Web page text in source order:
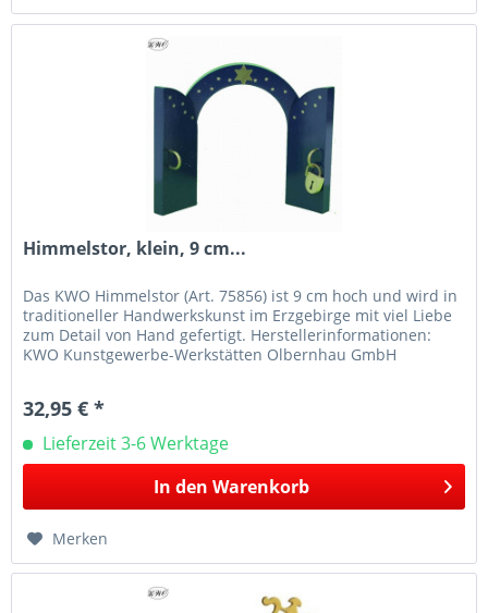
Himmelstor, klein, 9 cm...
Das KWO Himmelstor (Art. 75856) ist 9 cm hoch und wird in
traditioneller Handwerkskunst im Erzgebirge mit viel Liebe
zum Detail von Hand gefertigt. Herstellerinformationen:
KWO Kunstgewerbe-Werkstätten Olbernhau GmbH
32,95 € *
Lieferzeit 3-6 Werktage
In den Warenkorb
Merken